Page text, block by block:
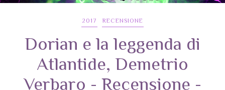
2017 RECENSIONE
Dorian e la leggenda di
Atlantide, Demetrio
Verbaro - Recensione -